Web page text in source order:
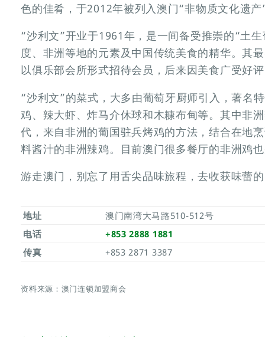
色的佳肴，于2012年被列入澳门“非物质文化遗产”
“沙利文”开业于1961年，是一间备受推崇的“土
度、非洲等地的元素及中国传统美食的精华。其
以俱乐部会所形式招待会员，后来因美食广受好
“沙利文”的菜式，大多由葡萄牙厨师引入，著名
鸡、辣大虾、炸马介休球和木糠布甸等。其中非
代，来自非洲的葡国驻兵烤鸡的方法，结合在地
料酱汁的非洲辣鸡。目前澳门很多餐厅的非洲鸡
游走澳门，别忘了用舌尖品味旅程，去收获味蕾的
地址
澳门南湾大马路510-512号
电话
+853 2888 1881
传真
+853 2871 3387
资料来源：澳门连锁加盟商会